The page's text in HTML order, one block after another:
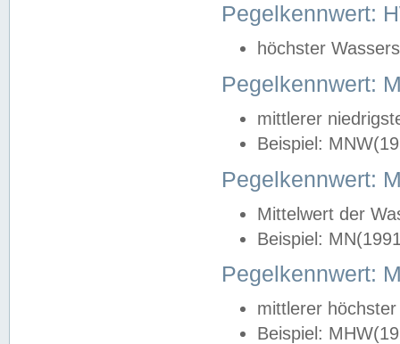
Pegelkennwert:
höchster
Pegelkennwert:
mittlerer
Beispiel:
Pegelkennwert:
Mittelwert der
Beispiel:
Pegelkennwert:
mittlerer
Beispiel: